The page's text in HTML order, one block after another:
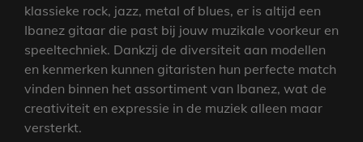
klassieke rock, jazz, metal of blues, er is altijd een
Ibanez gitaar die past bij jouw muzikale voorkeur en
speeltechniek. Dankzij de diversiteit aan modellen
en kenmerken kunnen gitaristen hun perfecte match
vinden binnen het assortiment van Ibanez, wat de
creativiteit en expressie in de muziek alleen maar
versterkt.